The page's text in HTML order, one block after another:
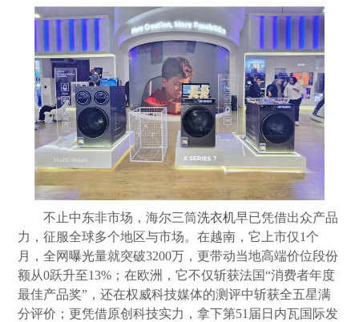
不止中东非市场，海尔三筒洗衣机早已凭借出众产品
力，征服全球多个地区与市场。在越南，它上市仅1个
月，全网曝光量就突破3200万，更带动当地高端价位段份
额从0跃升至13%；在欧洲，它不仅斩获法国“消费者年度
最佳产品奖”，还在权威科技媒体的测评中斩获全五星满
分评价；更凭借原创科技实力，拿下第51届日内瓦国际发